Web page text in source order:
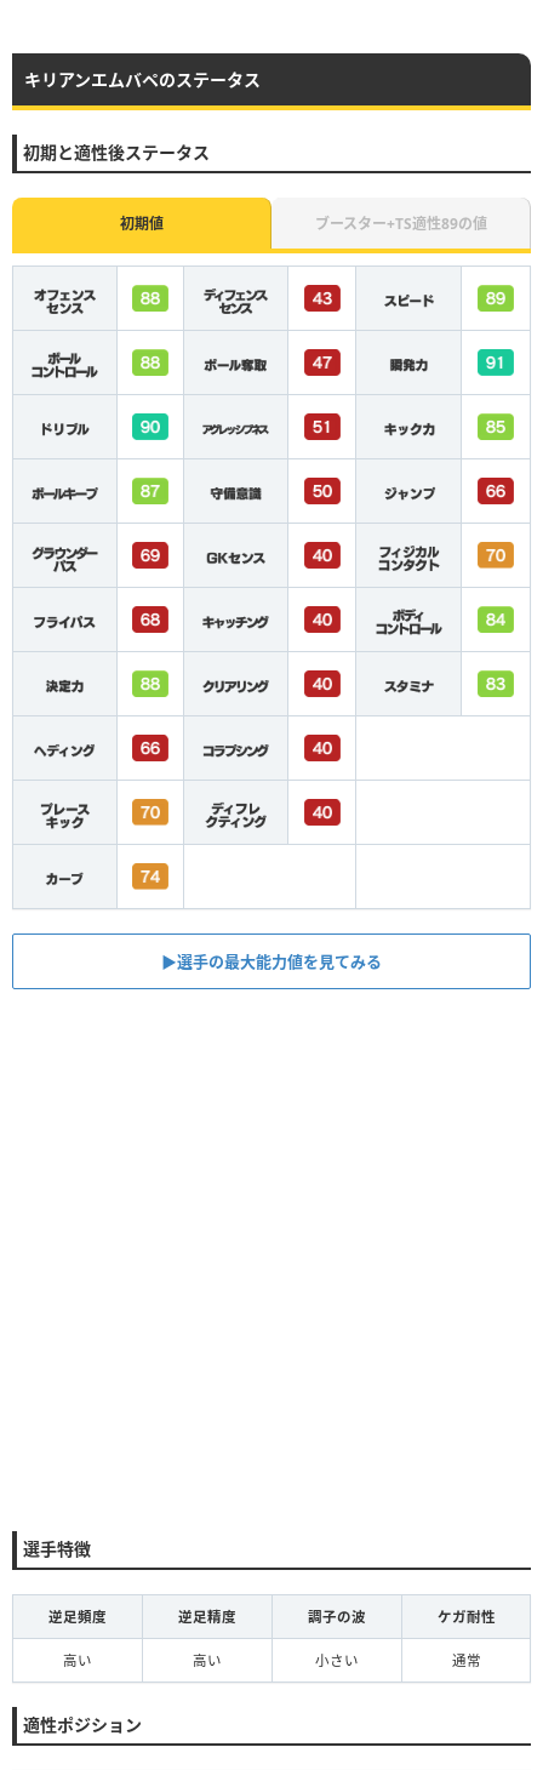
キリアンエムバペのステータス
初期と適性後ステータス
初期値 ブースター+TS適性89の値
▶︎選手の最大能力値を見てみる
選手特徴
逆足頻度 逆足精度 調子の波 ケガ耐性
高い 高い 小さい 通常
適性ポジション